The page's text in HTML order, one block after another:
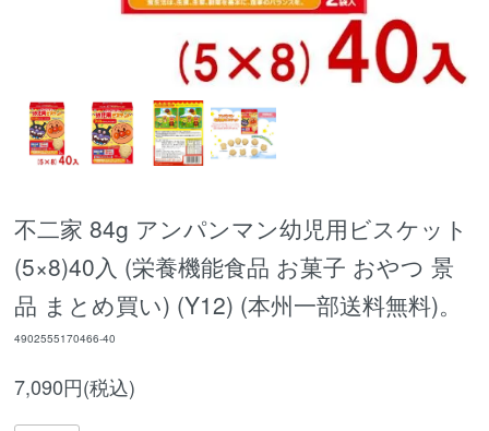
不二家 84g アンパンマン幼児用ビスケット
(5×8)40入 (栄養機能食品 お菓子 おやつ 景
品 まとめ買い) (Y12) (本州一部送料無料)。
4902555170466-40
7,090円(税込)